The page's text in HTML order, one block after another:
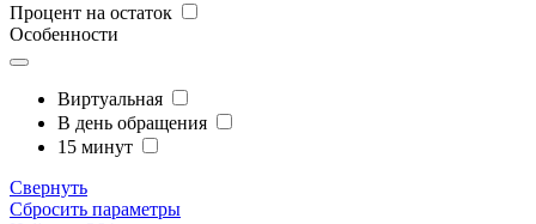
Процент на остаток
Особенности
Виртуальная
В день обращения
15 минут
Свернуть
Сбросить параметры